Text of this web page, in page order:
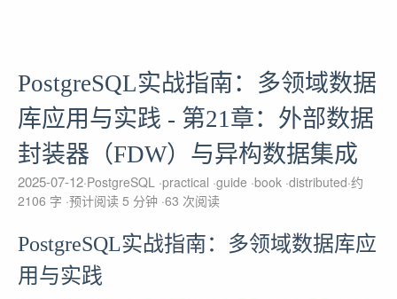
PostgreSQL实战指南：多领域数据
库应用与实践 - 第21章：外部数据
封装器（FDW）与异构数据集成
2025-07-12 PostgreSQL practical guide book distributed 约
2106 字 预计阅读 5 分钟 63 次阅读
PostgreSQL实战指南：多领域数据库应
用与实践